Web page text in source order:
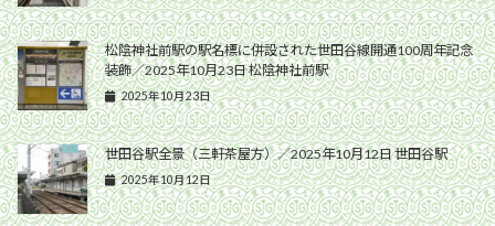
松陰神社前駅の駅名標に併設された世田谷線開通100周年記念
装飾／2025年10月23日 松陰神社前駅
2025年10月23日
世田谷駅全景（三軒茶屋方）／2025年10月12日 世田谷駅
2025年10月12日